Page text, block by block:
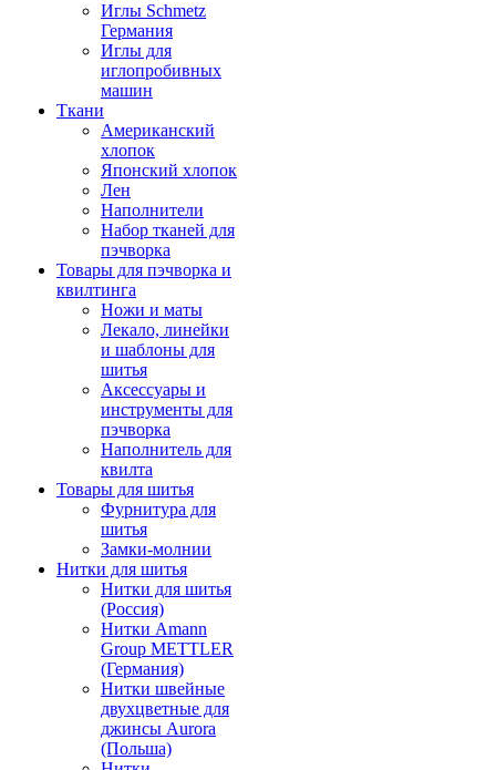
Иглы Schmetz
Германия
Иглы для
иглопробивных
машин
Ткани
Американский
хлопок
Японский хлопок
Лен
Наполнители
Набор тканей для
пэчворка
Товары для пэчворка и
квилтинга
Ножи и маты
Лекало, линейки
и шаблоны для
шитья
Аксессуары и
инструменты для
пэчворка
Наполнитель для
квилта
Товары для шитья
Фурнитура для
шитья
Замки-молнии
Нитки для шитья
Нитки для шитья
(Россия)
Нитки Amann
Group METTLER
(Германия)
Нитки швейные
двухцветные для
джинсы Aurora
(Польша)